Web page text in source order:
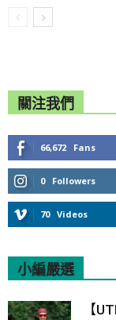
關注我們
66,672 Fans
0 Followers
70 Videos
小編嚴選
【